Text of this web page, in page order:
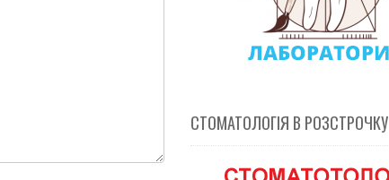
СТОМАТОЛОГІЯ В РОЗСТРОЧКУ